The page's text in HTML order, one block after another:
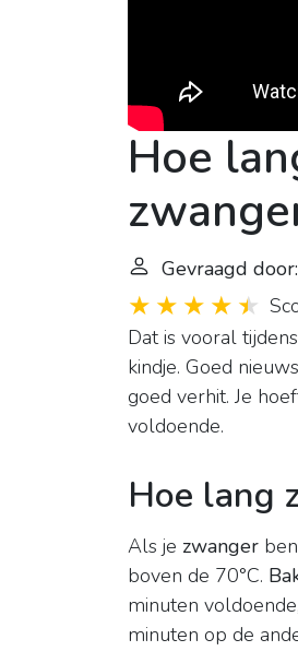
Hoe
Gevraagd
Dat is vooral
kindje. Goed
goed verhit. Je
voldoende.
Hoe lang
Als je zwanger
boven de 70°C.
minuten
minuten op de